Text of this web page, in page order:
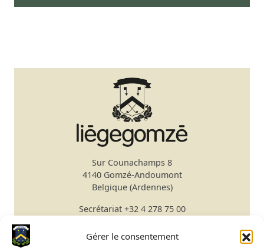
Gérer le consentement
Sur Counachamps 8
4140 Gomzé-Andoumont
Belgique (Ardennes)
Secrétariat+32 4 278 75 00
Bar/Restaurant+32 4 278 75 03